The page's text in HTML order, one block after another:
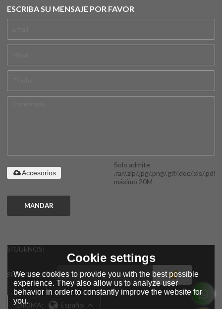
ESCRIBA SU MENSAJE POR FAVOR
Solo admite
.rar/.zip/.jpg/.png/.gif/.doc/.xls/.pdf,
máximo 20M
Accesorios
MANDAR
SÍGUENOS:
SUSCRIPCIÓN
IDIOMA: Español
Cookie settings
We use cookies to provide you with the best possible
experience. They also allow us to analyze user
behavior in order to constantly improve the website for
you.